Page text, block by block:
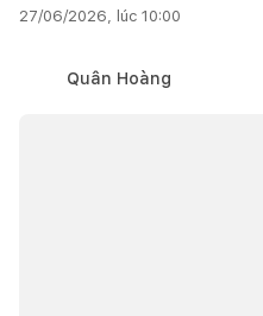
27/06/2026, lúc 10:00
Quân Hoàng